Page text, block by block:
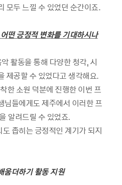
모두 느낄 수 있었던 순간이죠.
떤 긍정적 변화를 기대하시나
활동을 통해 다양한 청각, 시
제공할 수 있었다고 생각해요.
한 소원 덕분에 진행한 이번 프
님들에게도 제주에서 이러한 프
알려드릴 수 있었죠.
좁히는 긍정적인 계기가 되지
더하기 활동 지원